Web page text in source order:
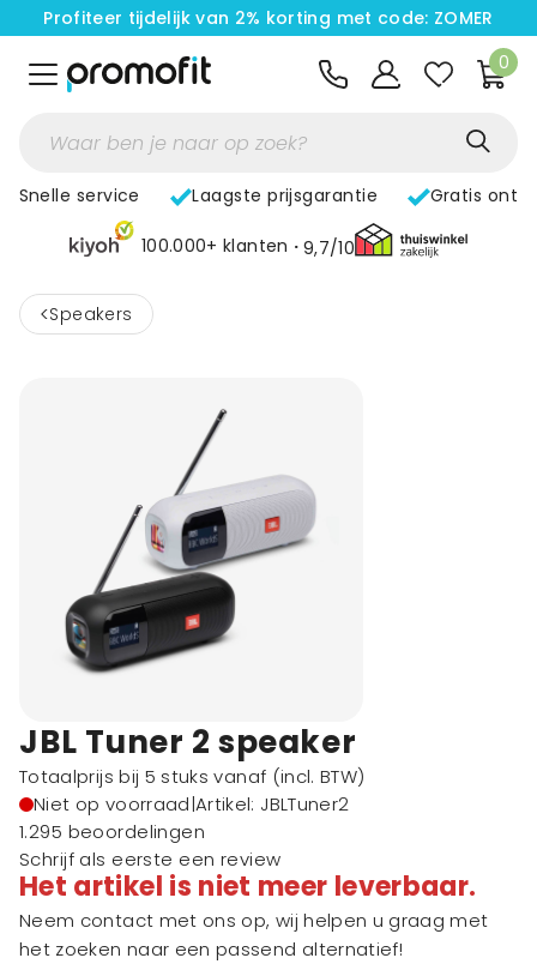
Profiteer tijdelijk van 2% korting met code: ZOMER
0
Snelle service Laagste prijsgarantie Gratis
100.000+ klanten 9,7/10
< Speakers
JBL Tuner 2 speaker
Totaalprijs bij 5 stuks vanaf (incl. BTW)
Niet op voorraad|Artikel: JBLTuner2
1.295 beoordelingen
Schrijf als eerste een review
Het artikel is niet meer leverbaar.
Neem contact met ons op, wij helpen u graag met
het zoeken naar een passend alternatief!